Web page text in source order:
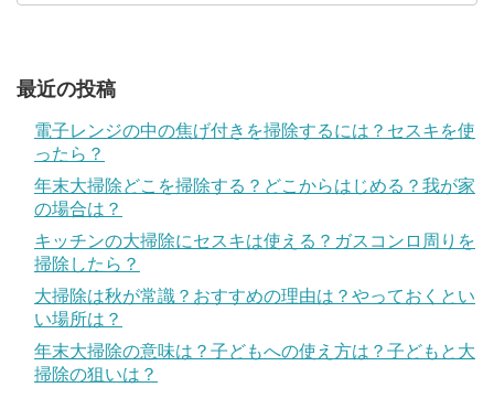
最近の投稿
電子レンジの中の焦げ付きを掃除するには？セスキを使
ったら？
年末大掃除どこを掃除する？どこからはじめる？我が家
の場合は？
キッチンの大掃除にセスキは使える？ガスコンロ周りを
掃除したら？
大掃除は秋が常識？おすすめの理由は？やっておくとい
い場所は？
年末大掃除の意味は？子どもへの使え方は？子どもと大
掃除の狙いは？